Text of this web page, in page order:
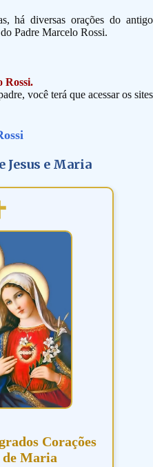
há diversas orações do antigo
Padre Marcelo Rossi.
Rossi.
você terá que acessar os sites
Jesus e Maria
Corações
de Maria